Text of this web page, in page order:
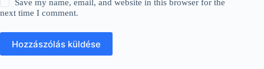
Save my name, email, and website in this browser for the
next time I comment.
Hozzászólás küldése